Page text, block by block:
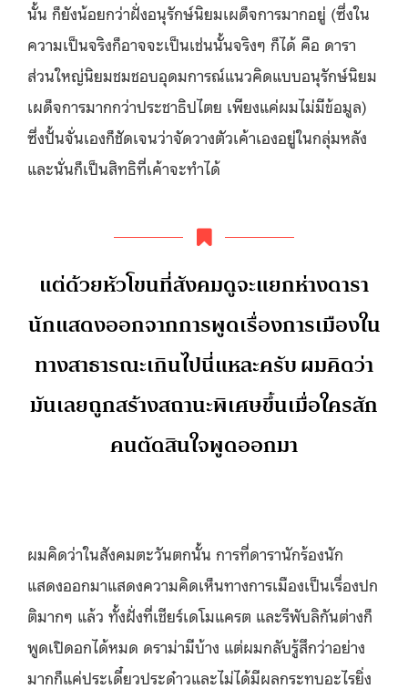
นั้น ก็ยังน้อยกว่าฝั่งอนุรักษ์นิยมเผด็จการมากอยู่ (ซึ่งใน
ความเป็นจริงก็อาจจะเป็นเช่นนั้นจริงๆ ก็ได้ คือ ดารา
ส่วนใหญ่นิยมชมชอบอุดมการณ์แนวคิดแบบอนุรักษ์นิยม
เผด็จการมากกว่าประชาธิปไตย เพียงแค่ผมไม่มีข้อมูล)
ซึ่งปั้นจั่นเองก็ชัดเจนว่าจัดวางตัวเค้าเองอยู่ในกลุ่มหลัง
และนั่นก็เป็นสิทธิที่เค้าจะทำได้
แต่ด้วยหัวโขนที่สังคมดูจะแยกห่างดารา
นักแสดงออกจากการพูดเรื่องการเมืองใน
ทางสาธารณะเกินไปนี่แหละครับ ผมคิดว่า
มันเลยถูกสร้างสถานะพิเศษขึ้นเมื่อใครสัก
คนตัดสินใจพูดออกมา
ผมคิดว่าในสังคมตะวันตกนั้น การที่ดารานักร้องนัก
แสดงออกมาแสดงความคิดเห็นทางการเมืองเป็นเรื่องปก
ติมากๆ แล้ว ทั้งฝั่งที่เชียร์เดโมแครต และรีพับลิกันต่างก็
พูดเปิดอกได้หมด ดราม่ามีบ้าง แต่ผมกลับรู้สึกว่าอย่าง
มากก็แค่ประเดี๋ยวประด๋าวและไม่ได้มีผลกระทบอะไรยิ่ง